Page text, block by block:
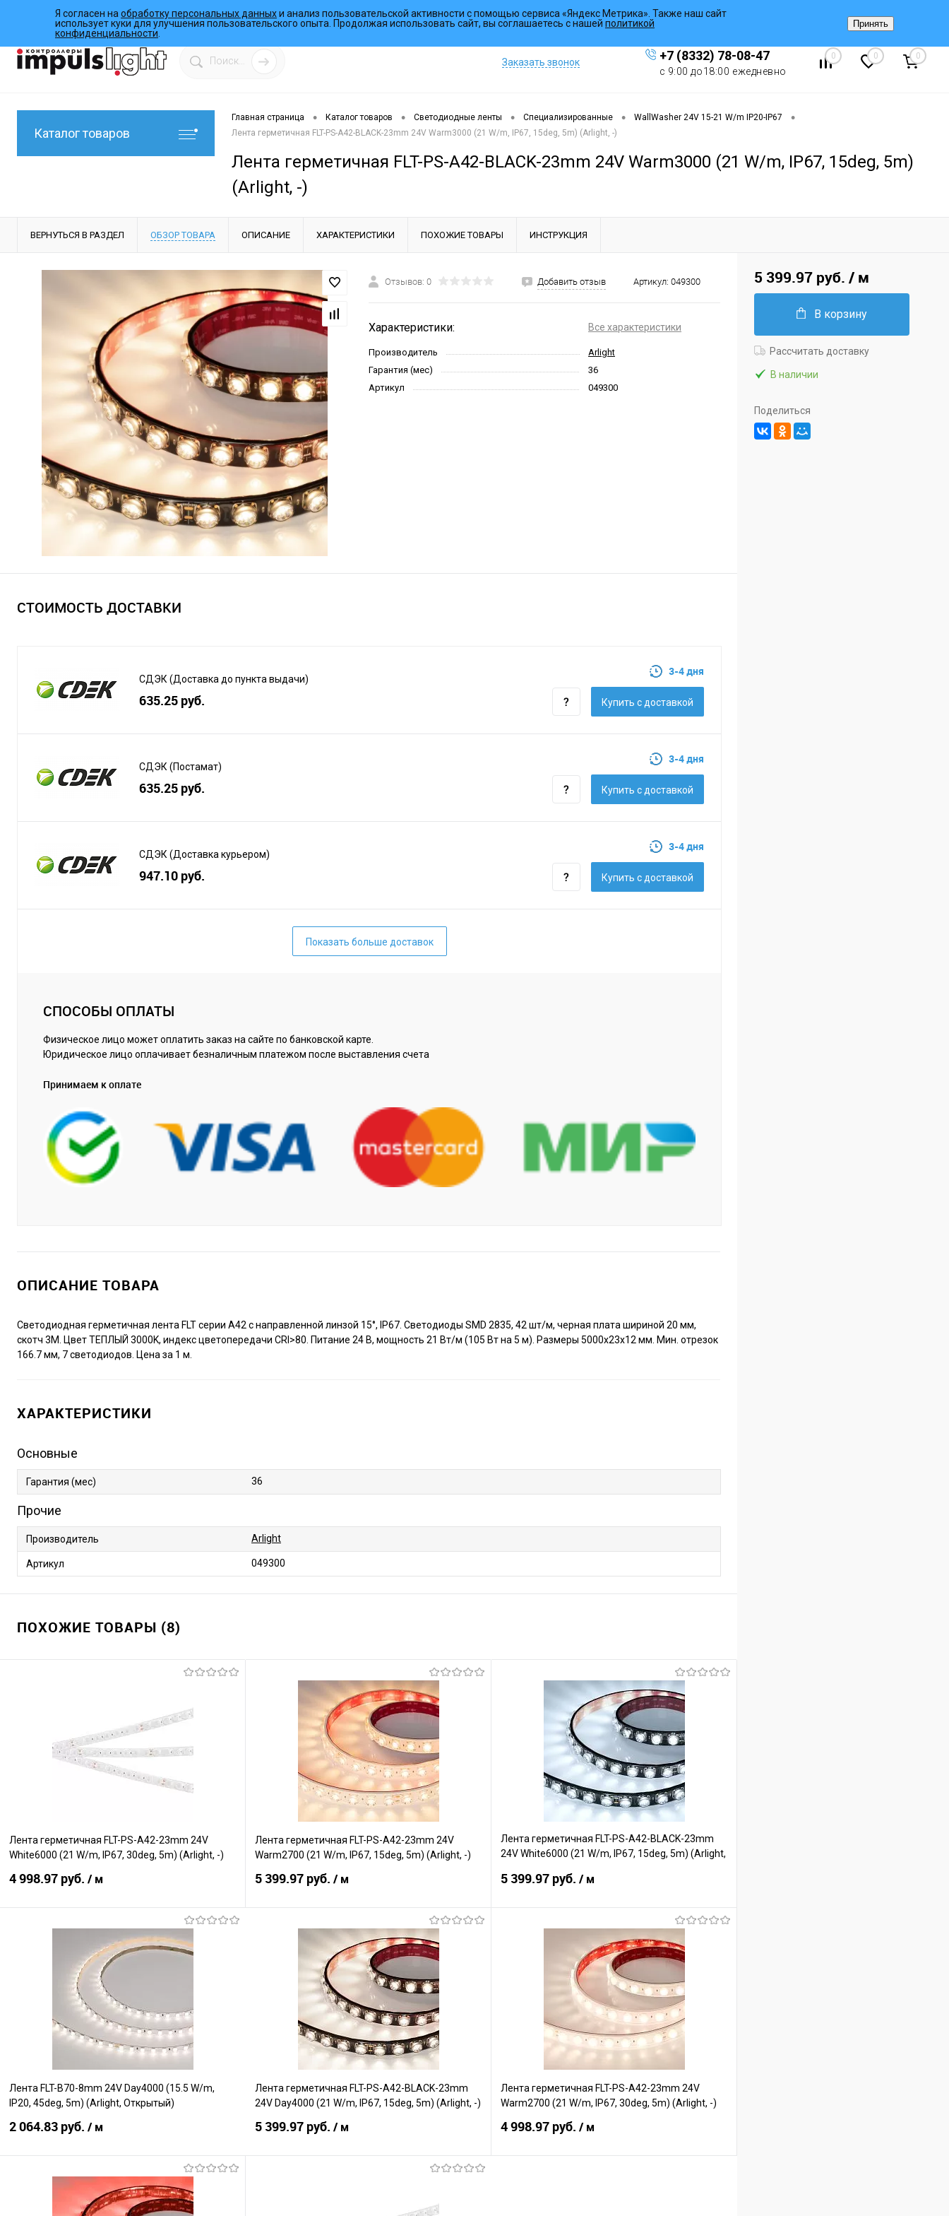
О компании Инструкции Работы Программы Коллекции Регистрация
Заказать звонок +7 (8332) 78-08-47
с 9:00 до18:00 ежедневно
0 0 0
Каталог товаров
Главная страница • Каталог товаров • Светодиодные ленты • Специализированные • WallWasher 24V 15-21 W/m IP20-IP67 •
Лента герметичная FLT-PS-A42-BLACK-23mm 24V Warm3000 (21 W/m, IP67, 15deg, 5m) (Arlight, -)
Лента герметичная FLT-PS-A42-BLACK-23mm 24V Warm3000 (21 W/m, IP67, 15deg, 5m)
(Arlight, -)
ВЕРНУТЬСЯ В РАЗДЕЛ ОБЗОР ТОВАРА ОПИСАНИЕ ХАРАКТЕРИСТИКИ ПОХОЖИЕ ТОВАРЫ ИНСТРУКЦИЯ
Отзывов: 0 Добавить отзыв Артикул: 049300
Характеристики: Все характеристики
Производитель
Arlight
Гарантия (мес)
36
Артикул
049300
СТОИМОСТЬ ДОСТАВКИ
СДЭК (Доставка до пункта выдачи)
635.25 руб.
3-4 дня
Купить c доставкой
СДЭК (Постамат)
635.25 руб.
3-4 дня
Купить c доставкой
СДЭК (Доставка курьером)
947.10 руб.
3-4 дня
Купить c доставкой
Показать больше доставок
СПОСОБЫ ОПЛАТЫ
Физическое лицо может оплатить заказ на сайте по банковской карте.
Юридическое лицо оплачивает безналичным платежом после выставления счета
Принимаем к оплате
ОПИСАНИЕ ТОВАРА
Светодиодная герметичная лента FLT серии A42 с направленной линзой 15°, IP67. Светодиоды SMD 2835, 42 шт/м, черная плата шириной 20 мм,
скотч 3М. Цвет ТЕПЛЫЙ 3000K, индекс цветопередачи CRI>80. Питание 24 В, мощность 21 Вт/м (105 Вт на 5 м). Размеры 5000х23x12 мм. Мин. отрезок
166.7 мм, 7 светодиодов. Цена за 1 м.
ХАРАКТЕРИСТИКИ
Основные
Гарантия (мес) 36
Прочие
Производитель Arlight
Артикул 049300
ПОХОЖИЕ ТОВАРЫ (8)
Лента герметичная FLT-PS-A42-23mm 24V
White6000 (21 W/m, IP67, 30deg, 5m) (Arlight, -)
4 998.97 руб. / м
В корзину
В избранное
Лента герметичная FLT-PS-A42-23mm 24V
Warm2700 (21 W/m, IP67, 15deg, 5m) (Arlight, -)
5 399.97 руб. / м
В корзину
Сравнение
В избранное
В наличии
Лента герметичная FLT-PS-A42-BLACK-23mm
24V White6000 (21 W/m, IP67, 15deg, 5m) (Arlight,
5 399.97 руб. / м
В корзину
В избранное
В наличии
Лента FLT-B70-8mm 24V Day4000 (15.5 W/m,
IP20, 45deg, 5m) (Arlight, Открытый)
2 064.83 руб. / м
В корзину
Лента герметичная FLT-PS-A42-BLACK-23mm
24V Day4000 (21 W/m, IP67, 15deg, 5m) (Arlight, -)
5 399.97 руб. / м
Лента герметичная FLT-PS-A42-23mm 24V
Warm2700 (21 W/m, IP67, 30deg, 5m) (Arlight, -)
4 998.97 руб. / м
5 399.97 руб. / м
В корзину
Рассчитать доставку
В наличии
Поделиться
Я согласен на обработку персональных данныхи анализ пользовательской активности с помощью сервиса «Яндекс Метрика». Также наш сайт
использует куки для улучшения пользовательского опыта. Продолжая использовать сайт, вы соглашаетесь с нашей политикой
конфиденциальности
Принять